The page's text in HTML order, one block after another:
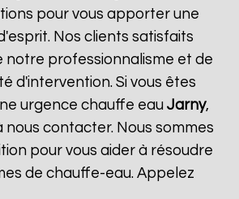
pour vous apporter une
Nos clients satisfaits
notre professionnalisme et de
d'intervention. Si vous êtes
urgence chauffe eau Jarny,
nous contacter. Nous sommes
pour vous aider à résoudre
de chauffe-eau. Appelez